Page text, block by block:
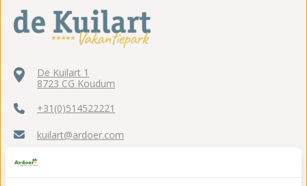
De Kuilart 1
8723 CG Koudum
+31(0)514522221
kuilart@ardoer.com